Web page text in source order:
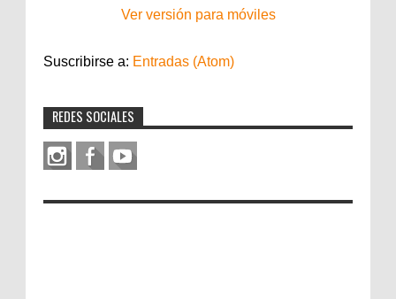
Ver versión para móviles
Suscribirse a: Entradas (Atom)
REDES SOCIALES